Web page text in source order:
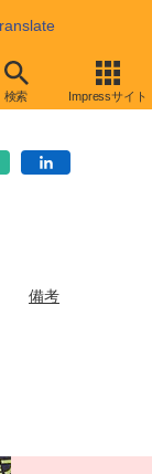
検索 Impressサイト
備考